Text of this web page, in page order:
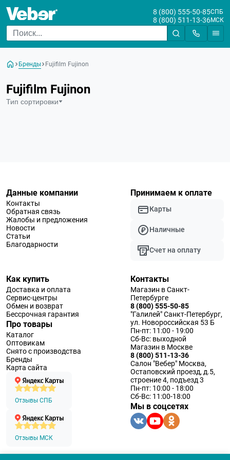
8 (800) 555-50-85СПБ
8 (800) 511-13-36МСК
Бренды Fujifilm Fujinon
Fujifilm Fujinon
Тип сортировки
Данные компании
Контакты
Обратная связь
Жалобы и предложения
Новости
Статьи
Благодарности
Принимаем к оплате
Карты
Наличные
Счет на оплату
Как купить
Доставка и оплата
Сервис-центры
Обмен и возврат
Бессрочная гарантия
Про товары
Каталог
Оптовикам
Снято с производства
Бренды
Карта сайта
Отзывы СПБ
Отзывы МСК
Контакты
Магазин в Санкт-
Петербурге
8 (800) 555-50-85
"Галилей" Санкт-Петербург,
ул. Новороссийская 53 Б
Пн-пт: 11:00 - 19:00
Сб-Вс: выходной
Магазин в Москве
8 (800) 511-13-36
Салон "Вебер" Москва,
Остаповский проезд, д.5,
строение 4, подъезд 3
Пн-пт: 10:00 - 18:00
Сб-Вс: 11:00-18:00
Мы в соцсетях